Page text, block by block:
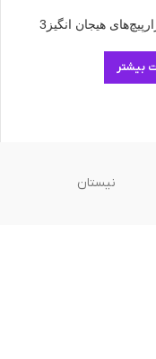
هیجان‌ انگیز3
بیشتر
نیستان